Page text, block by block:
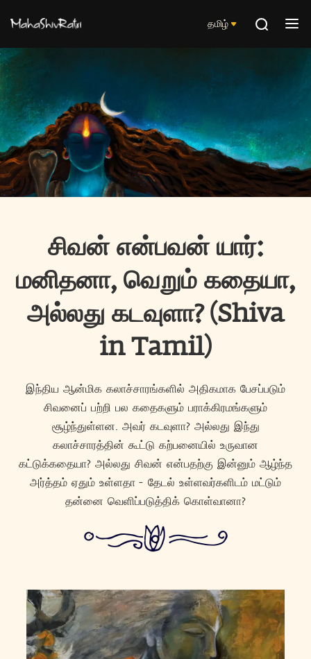
தமிழ்
சிவன் என்பவன் யார்:
மனிதனா, வெறும் கதையா,
அல்லது கடவுளா? (Shiva
in Tamil)
இந்திய ஆன்மிக கலாச்சாரங்களில் அதிகமாக பேசப்படும்
சிவனைப் பற்றி பல கதைகளும் பராக்கிரமங்களும்
சூழ்ந்துள்ளன. அவர் கடவுளா? அல்லது இந்து
கலாச்சாரத்தின் கூட்டு கற்பனையில் உருவான
கட்டுக்கதையா? அல்லது சிவன் என்பதற்கு இன்னும் ஆழ்ந்த
அர்த்தம் ஏதும் உள்ளதா - தேடல் உள்ளவர்களிடம் மட்டும்
தன்னை வெளிப்படுத்திக் கொள்வானா?